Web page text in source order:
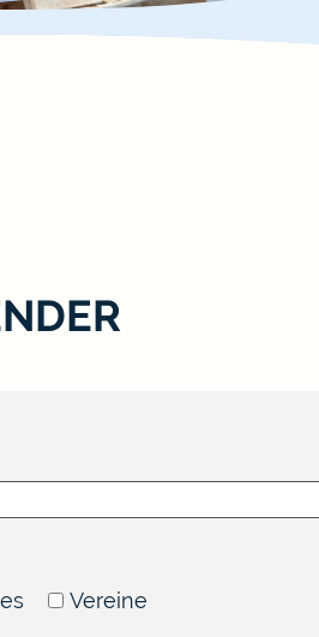
Vereine